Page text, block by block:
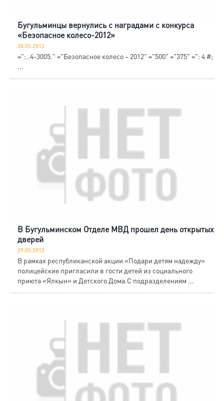
Бугульминцы вернулись с наградами с конкурса
«Безопасное колесо-2012»
30.05.2012
=":..4-3005." ="Безопасное колесо – 2012" ="500" ="375" =": 4 #;
...
В Бугульминском Отделе МВД прошел день открытых
дверей
29.05.2012
В рамках республиканской акции «Подари детям надежду»
полицейские пригласили в гости детей из социального
приюта «Ялкын» и Детского Дома.С подразделениям ...